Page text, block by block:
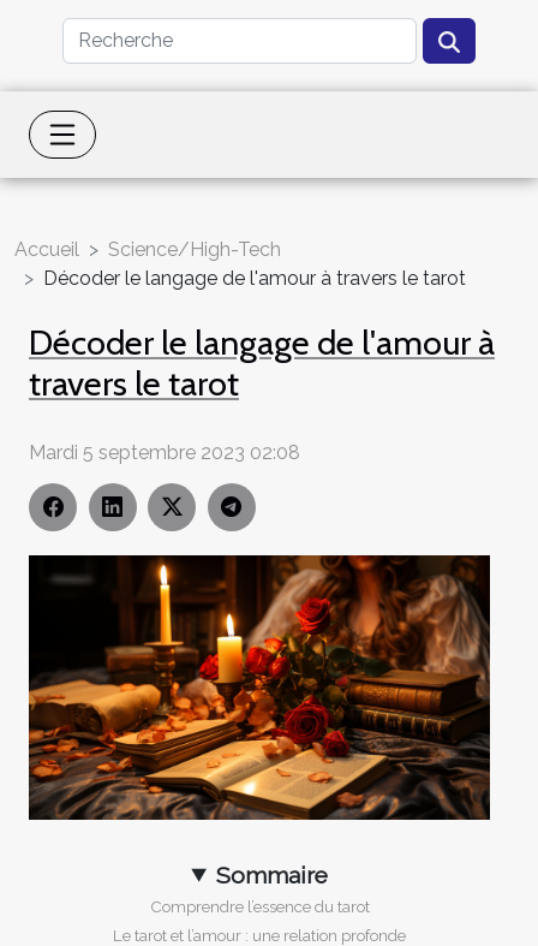
Accueil
Science/High-Tech
Décoder le langage de l'amour à travers le tarot
Décoder le langage de l'amour à
travers le tarot
Mardi 5 septembre 2023 02:08
Sommaire
Comprendre l’essence du tarot
Le tarot et l’amour : une relation profonde